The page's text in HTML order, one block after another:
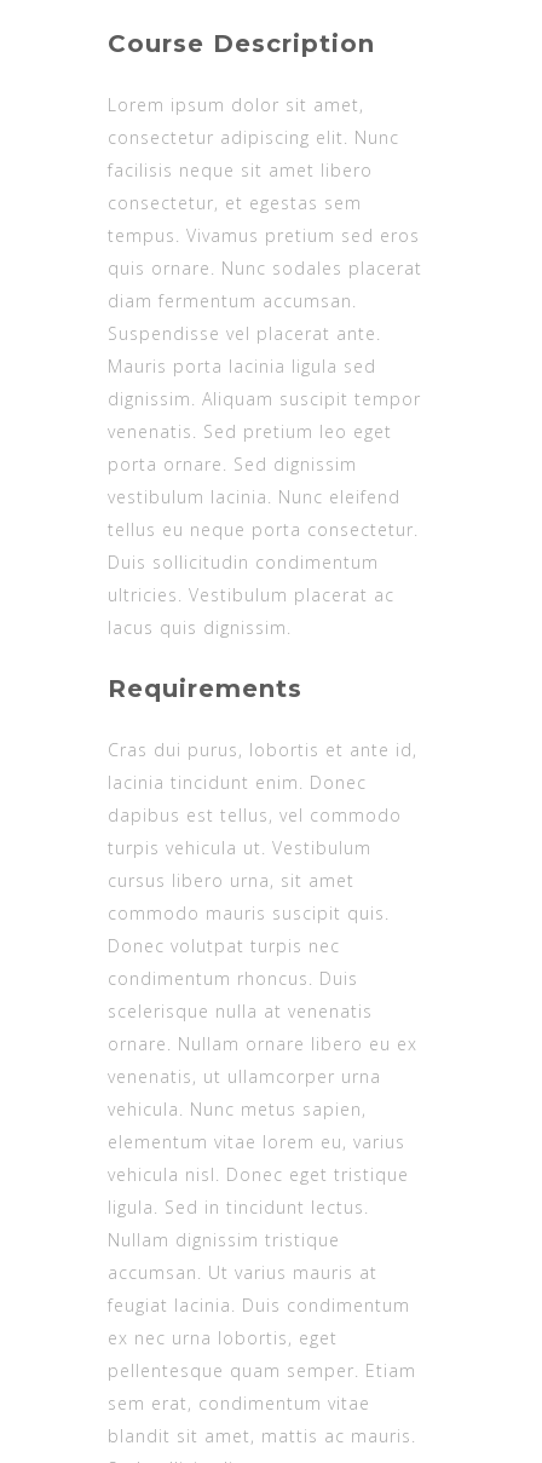
Course Description
Lorem ipsum dolor sit amet,
consectetur adipiscing elit. Nunc
facilisis neque sit amet libero
consectetur, et egestas sem
tempus. Vivamus pretium sed eros
quis ornare. Nunc sodales placerat
diam fermentum accumsan.
Suspendisse vel placerat ante.
Mauris porta lacinia ligula sed
dignissim. Aliquam suscipit tempor
venenatis. Sed pretium leo eget
porta ornare. Sed dignissim
vestibulum lacinia. Nunc eleifend
tellus eu neque porta consectetur.
Duis sollicitudin condimentum
ultricies. Vestibulum placerat ac
lacus quis dignissim.
Requirements
Cras dui purus, lobortis et ante id,
lacinia tincidunt enim. Donec
dapibus est tellus, vel commodo
turpis vehicula ut. Vestibulum
cursus libero urna, sit amet
commodo mauris suscipit quis.
Donec volutpat turpis nec
condimentum rhoncus. Duis
scelerisque nulla at venenatis
ornare. Nullam ornare libero eu ex
venenatis, ut ullamcorper urna
vehicula. Nunc metus sapien,
elementum vitae lorem eu, varius
vehicula nisl. Donec eget tristique
ligula. Sed in tincidunt lectus.
Nullam dignissim tristique
accumsan. Ut varius mauris at
feugiat lacinia. Duis condimentum
ex nec urna lobortis, eget
pellentesque quam semper. Etiam
sem erat, condimentum vitae
blandit sit amet, mattis ac mauris.